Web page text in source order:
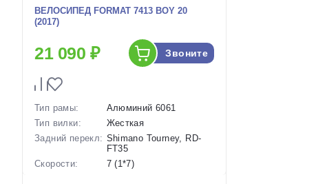
ВЕЛОСИПЕД FORMAT 7413 BOY 20
(2017)
21 090 ₽ Звоните
Тип рамы:
Алюминий 6061
Тип вилки:
Жесткая
Задний перекл: Shimano Tourney, RD-
FT35
Скорости:
7 (1*7)